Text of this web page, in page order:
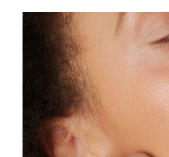
LUNA™ 4
Massage, LED
LUNA™ 4
For men, anti-
BEAR™ 2
Microcurrent
BEAR™ 2
Microcurrent
補水保濕
UFO™ 3 套
Deep facial
UFO™ 3
Near-infrared
device
Hybrid silicone
issa™ 4 plus
Smart hybrid
FAQ™ 抗老護理
抗老
波士尼亞與赫塞哥維納
保加利亞
加拿大
智利